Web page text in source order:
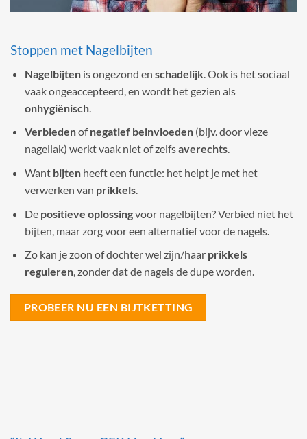
Stoppen met Nagelbijten
Nagelbijtenis ongezond en schadelijk. Ook is het sociaal
vaak ongeaccepteerd, en wordt het gezien als
onhygiënisch.
Verbiedenofnegatief beinvloeden(bijv. door vieze
nagellak) werkt vaak niet of zelfsaverechts.
Want bijtenheeft een functie: het helpt je met het
verwerken van prikkels.
De positieve oplossingvoor nagelbijten? Verbied niet het
bijten, maar zorg voor een alternatief voor de nagels.
Zo kan je zoon of dochter wel zijn/haar prikkels
reguleren, zonder dat de nagels de dupe worden.
PROBEER NU EEN BIJTKETTING